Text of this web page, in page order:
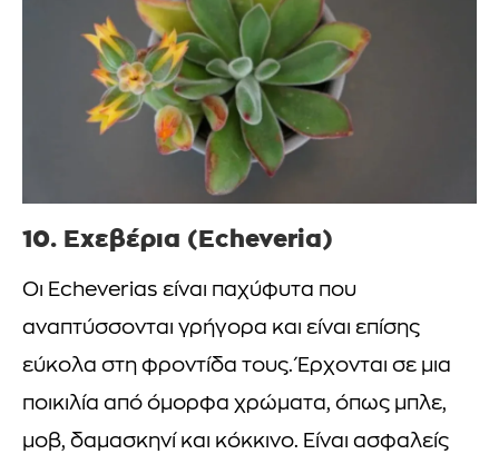
10. Εχεβέρια (Echeveria)
Οι Echeverias είναι παχύφυτα που
αναπτύσσονται γρήγορα και είναι επίσης
εύκολα στη φροντίδα τους. Έρχονται σε μια
ποικιλία από όμορφα χρώματα, όπως μπλε,
μοβ, δαμασκηνί και κόκκινο. Είναι ασφαλείς